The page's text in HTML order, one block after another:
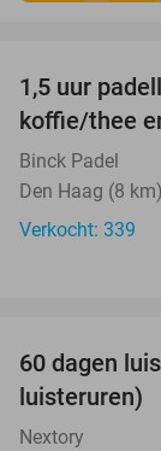
1,5 uur
koffie/thee
Binck Padel
Den Haag (8 km)
Verkocht: 339
60 dagen
luisteruren)
Nextory